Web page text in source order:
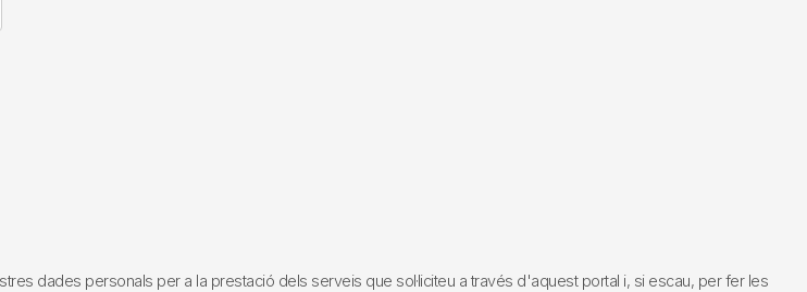
dades personals per a la prestació dels serveis que sol·liciteu a través d'aquest portal i, si escau, per fer les